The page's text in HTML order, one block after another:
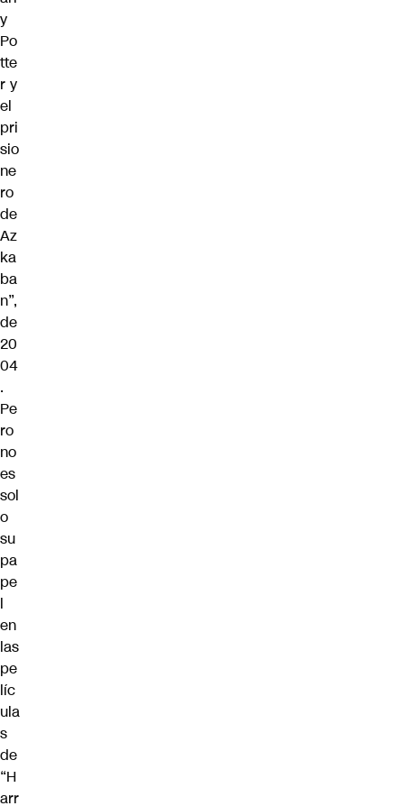
y
Po
tte
r y
el
pri
sio
ne
ro
de
Az
ka
ba
n”,
de
20
04
.
Pe
ro
no
es
sol
o
su
pa
pe
l
en
las
pe
líc
ula
s
de
“H
arr